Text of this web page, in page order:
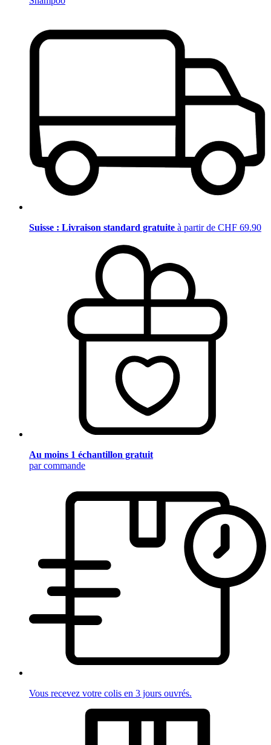
Suisse : Livraison standard gratuite à partir de CHF 69.90
Au moins 1 échantillon gratuit
par commande
Vous recevez votre colis en 3 jours ouvrés.